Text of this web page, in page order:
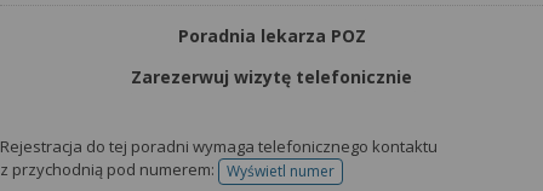
Poradnia lekarza POZ
Zarezerwuj wizytę telefonicznie
Rejestracja do tej poradni wymaga telefonicznego kontaktu
z przychodnią pod numerem:
Wyświetl numertelefonu do rejestracji